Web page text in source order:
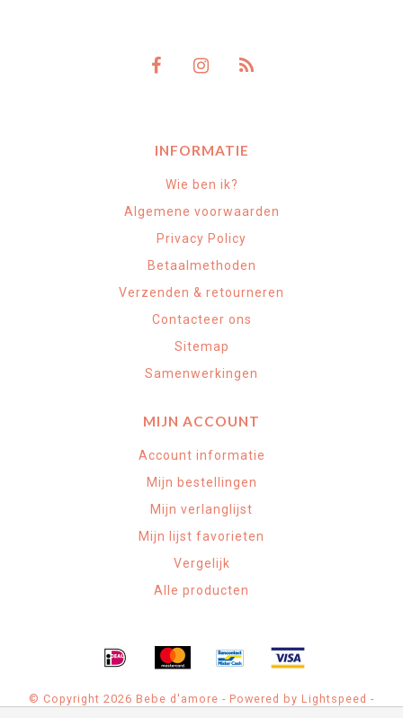
INFORMATIE
Wie ben ik?
Algemene voorwaarden
Privacy Policy
Betaalmethoden
Verzenden & retourneren
Contacteer ons
Sitemap
Samenwerkingen
MIJN ACCOUNT
Account informatie
Mijn bestellingen
Mijn verlanglijst
Mijn lijst favorieten
Vergelijk
Alle producten
© Copyright 2026 Bebe d'amore - Powered by Lightspeed -